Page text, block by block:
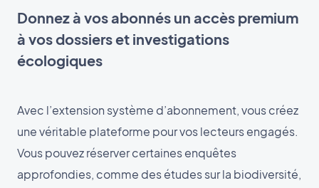
Donnez à vos abonnés un accès premium
à vos dossiers et investigations
écologiques
Avec l’extension système d’abonnement, vous créez
une véritable plateforme pour vos lecteurs engagés.
Vous pouvez réserver certaines enquêtes
approfondies, comme des études sur la biodiversité,